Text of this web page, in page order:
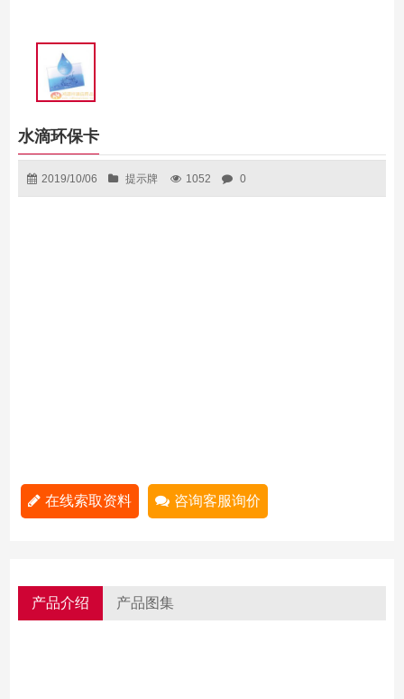
水滴环保卡
2019/10/06 提示牌 1052 0
在线索取资料 咨询客服询价
产品介绍 产品图集